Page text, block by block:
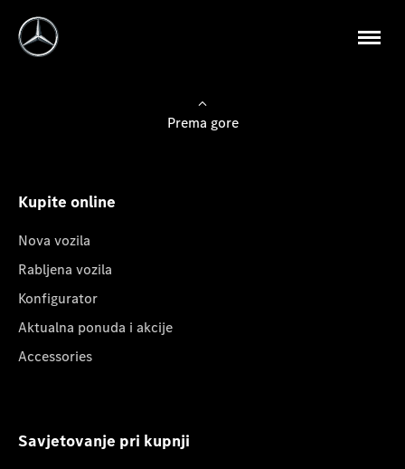
Prema gore
Kupite online
Nova vozila
Rabljena vozila
Konfigurator
Aktualna ponuda i akcije
Accessories
Savjetovanje pri kupnji